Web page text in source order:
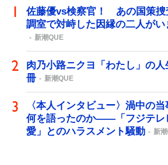
佐藤優vs検察官！ あの国策捜
調室で対峙した因縁の二人がい
新潮QUE
肉乃小路ニクヨ「わたし」の
冊
新潮QUE
〈本人インタビュー〉渦中の
何を語ったのか――「フジテレ
愛」とのハラスメント騒動
新